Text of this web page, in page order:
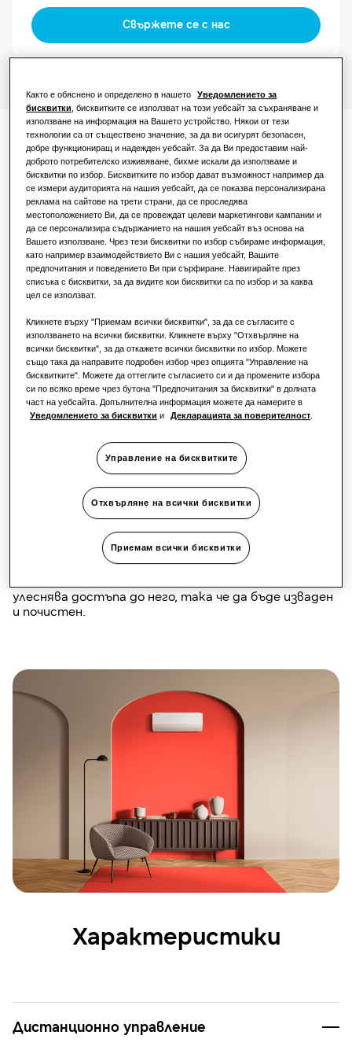
За хотели
За ресторанти
За офиси
Устойчиво развитие
One Samsung
SmartThings Pro
Свържете се с нас
Документация
Декларация за съответствие
Download
Лесно използване и
удобно почистване
Cebu S2 предлага на потребителите лесен и
комплект с леко дистанционно управление,
захранвано от акумулаторни батерии⁹, което има
интуитивен дизайн и голям OLED дисплей. Като
алтернатива, потребителите могат да
управляват и контролират вътрешния климат от
разстояние с помощта на приложението
SmartThings⁶. Cebu S2 предлага Easy Filter Plus¹³,
който спомага за подобряване на качеството на
въздуха в помещението. Разположението на
улеснява достъпа до него, така че да бъде изваден
и почистен.
Характеристики
Дистанционно управление
Както е обяснено и определено в нашето
Уведомлението за
бисквитки , бисквитките се използват на този уебсайт за съхраняване и
използване на информация на Вашето устройство. Някои от тези
технологии са от съществено значение, за да ви осигурят безопасен,
добре функциониращ и надежден уебсайт. За да Ви предоставим най-
доброто потребителско изживяване, бихме искали да използваме и
бисквитки по избор. Бисквитките по избор дават възможност например да
се измери аудиторията на нашия уебсайт, да се показва персонализирана
реклама на сайтове на трети страни, да се проследява
местоположението Ви, да се провеждат целеви маркетингови кампании и
да се персонализира съдържанието на нашия уебсайт въз основа на
Вашето използване. Чрез тези бисквитки по избор събираме информация,
като например взаимодействието Ви с нашия уебсайт, Вашите
предпочитания и поведението Ви при сърфиране. Навигирайте през
списъка с бисквитки, за да видите кои бисквитки са по избор и за каква
цел се използват.
Кликнете върху "Приемам всички бисквитки", за да се съгласите с
използването на всички бисквитки. Кликнете върху "Отхвърляне на
всички бисквитки", за да откажете всички бисквитки по избор. Можете
също така да направите подробен избор чрез опцията "Управление на
бисквитките". Можете да оттеглите съгласието си и да промените избора
си по всяко време чрез бутона "Предпочитания за бисквитки" в долната
част на уебсайта. Допълнителна информация можете да намерите в
Уведомлението за бисквитки и Декларацията за поверителност
Управление на бисквитките
Отхвърляне на всички бисквитки
Приемам всички бисквитки